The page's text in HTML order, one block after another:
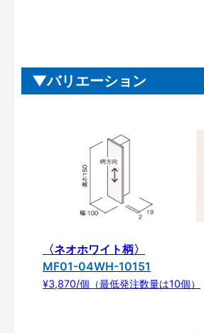
バリエーション
〈ネオホワイト柄〉
MF01-04WH-10151
¥3,870/個（最低発注数量は10個）